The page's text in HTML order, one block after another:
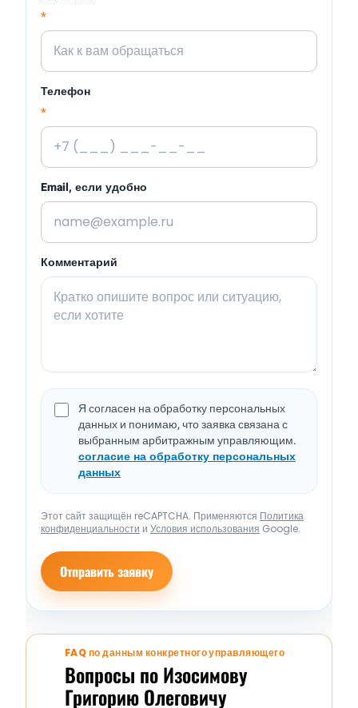
*
Телефон
*
Email, если удобно
Комментарий
Я согласен на обработку персональных
данных и понимаю, что заявка связана с
выбранным арбитражным управляющим.
согласие на обработку персональных
данных
Этот сайт защищён reCAPTCHA. Применяются Политика
конфиденциальности и Условия использования Google.
Отправить заявку
FAQ по данным конкретного управляющего
Вопросы по Изосимову
Григорию Олеговичу